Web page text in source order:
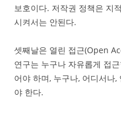
보호이다. 저작권 정책은 지
시켜서는 안된다.
셋째날은 열린 접근(Open
연구는 누구나 자유롭게 접
어야 하며, 누구나, 어디서나
야 한다.